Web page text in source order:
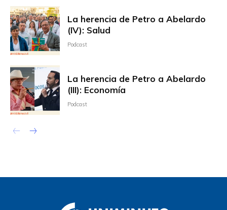
La herencia de Petro a Abelardo
(IV): Salud
Podcast
La herencia de Petro a Abelardo
(III): Economía
Podcast